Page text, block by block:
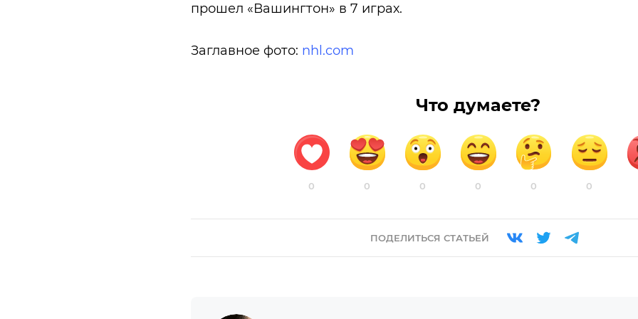
прошел «Вашингтон» в 7 играх.
Заглавное фото: nhl.com
Что думаете?
0 0 0 0 0 0
ПОДЕЛИТЬСЯ СТАТЬЕЙ